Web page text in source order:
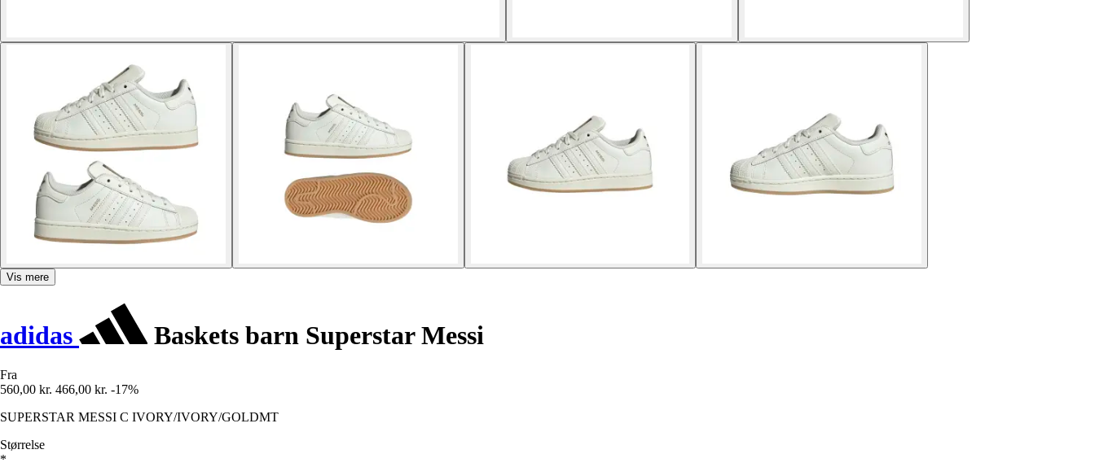
Vis mere
adidas Baskets barn Superstar Messi
Fra
560,00 kr. 466,00 kr. -17%
SUPERSTAR MESSI C IVORY/IVORY/GOLDMT
Størrelse
*